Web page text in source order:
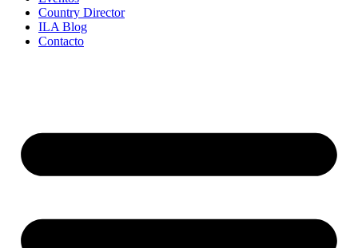
Country Director
ILA Blog
Contacto